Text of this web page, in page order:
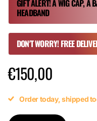
GIFT ALERT! A WIG CAP, A
HEADBAND
DON'T WORRY! FREE
€150,00
Order today, shipped